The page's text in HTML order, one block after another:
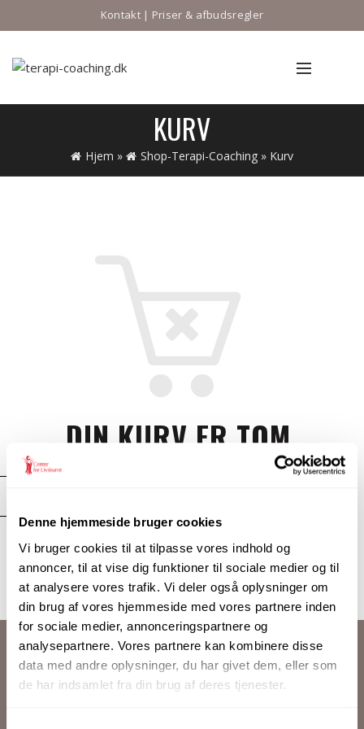
Denne hjemmeside bruger cookies
Vi bruger cookies til at tilpasse vores indhold og
annoncer, til at vise dig funktioner til sociale medier og til
at analysere vores trafik. Vi deler også oplysninger om
din brug af vores hjemmeside med vores partnere inden
for sociale medier, annonceringspartnere og
analysepartnere. Vores partnere kan kombinere disse
data med andre oplysninger, du har givet dem, eller som
de har indsamlet fra din brug af deres tjenester.
Kontakt| Priser & afbudsregler
KURV
Hjem » Shop-Terapi-Coaching » Kurv
DIN KURV ER TOM.
Before proceed to checkout you must add some products
TILBAGE TIL SHOPPEN
KONTAKTOPLYSNINGER